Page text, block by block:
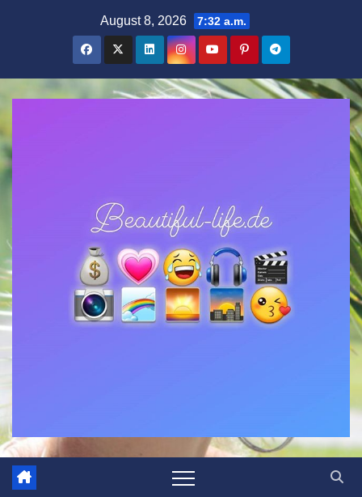
August 8, 2026 7:32 a.m.